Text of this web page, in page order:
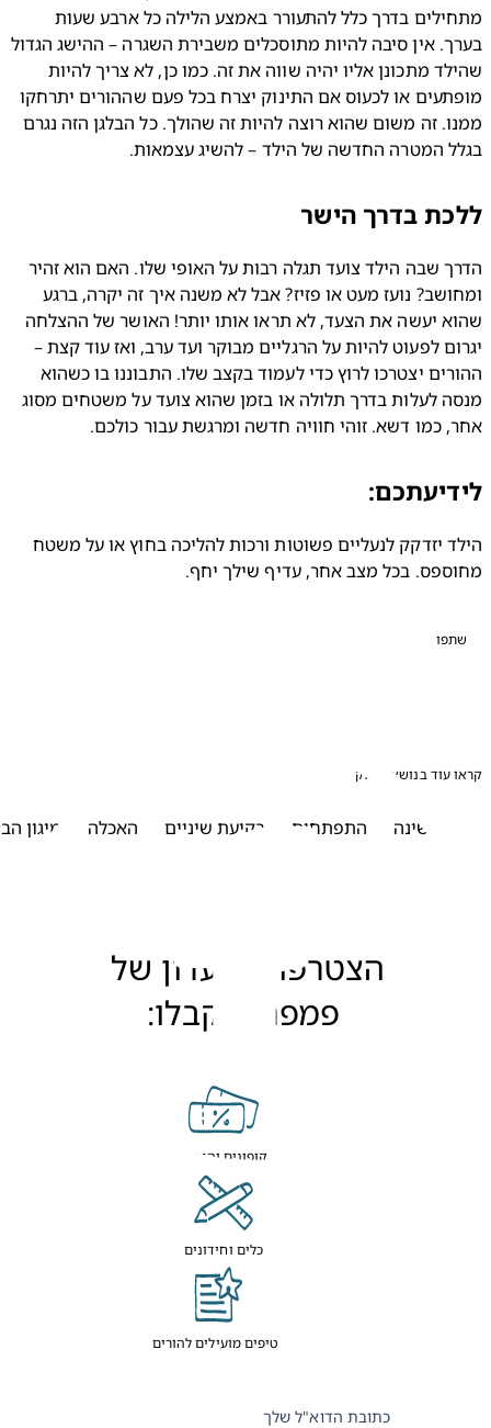
מתחילים בדרך כלל להתעורר באמצע הלילה כל ארבע שעות
בערך. אין סיבה להיות מתוסכלים משבירת השגרה – ההישג הגדול
שהילד מתכונן אליו יהיה שווה את זה. כמו כן, לא צריך להיות
מופתעים או לכעוס אם התינוק יצרח בכל פעם שההורים יתרחקו
ממנו. זה משום שהוא רוצה להיות זה שהולך. כל הבלגן הזה נגרם
המטרה החדשה של הילד – להשיג עצמאות.
בדרך הישר
הדרך שבה הילד צועד תגלה רבות על האופי שלו. האם הוא זהיר
ומחושב? נועז מעט או פזיז? אבל לא משנה איך זה יקרה, ברגע
שהוא יעשה את הצעד, לא תראו אותו יותר! האושר של ההצלחה
יגרום לפעוט להיות על הרגליים מבוקר ועד ערב, ואז עוד קצת –
ההורים יצטרכו לרוץ כדי לעמוד בקצב שלו. התבוננו בו כשהוא
מנסה לעלות בדרך תלולה או בזמן שהוא צועד על משטחים מסוג
כמו דשא. זוהי חוויה חדשה ומרגשת עבור כולכם.
הילד יזדקק לנעליים פשוטות ורכות להליכה בחוץ או על משטח
בכל מצב אחר, עדיף שילך יחף.
עוד בנושא תינוק
התפתחות בקיעת שיניים האכלה מיגון הבית
הצטרפו למועדון של
פמפרס וקבלו:
קופונים והנחות
כלים וחידונים
טיפים מועילים להורים
כתובת הדוא"ל שלך